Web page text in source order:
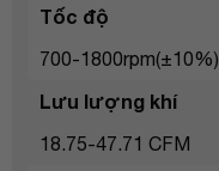
Tốc độ
700-1800rpm(±10%)
Lưu lượng khí
18.75-47.71 CFM